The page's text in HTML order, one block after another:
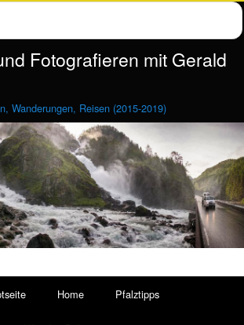
Fotografieren mit Gerald
Wanderungen, Reisen (2015-2019)
Home Pfalztipps